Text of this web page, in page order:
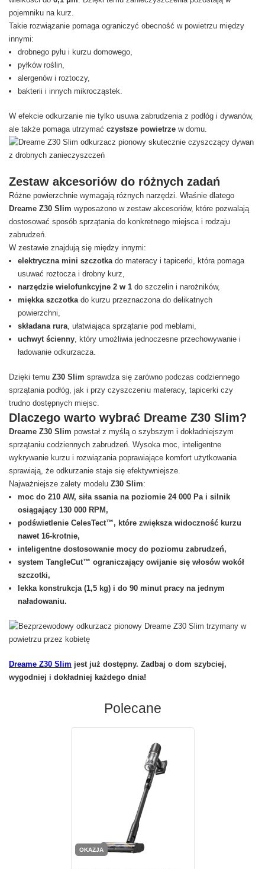
pojemniku na kurz.
Takie rozwiązanie pomaga ograniczyć obecność w powietrzu między
innymi:
drobnego pyłu i kurzu domowego,
pyłków roślin,
alergenów i roztoczy,
bakterii i innych mikrocząstek.
W efekcie odkurzanie nie tylko usuwa zabrudzenia z podłóg i dywanów,
ale także pomaga utrzymać czystsze powietrze w domu.
Zestaw akcesoriów do różnych zadań
Różne powierzchnie wymagają różnych narzędzi. Właśnie dlatego
Dreame Z30 Slim wyposażono w zestaw akcesoriów, które pozwalają
dostosować sposób sprzątania do konkretnego miejsca i rodzaju
zabrudzeń.
W zestawie znajdują się między innymi:
elektryczna mini szczotkado materacy i tapicerki, która pomaga
usuwać roztocza i drobny kurz,
narzędzie wielofunkcyjne 2 w 1 do szczelin i narożników,
miękka szczotkado kurzu przeznaczona do delikatnych
powierzchni,
składana rura, ułatwiająca sprzątanie pod meblami,
uchwyt ścienny, który umożliwia jednoczesne przechowywanie i
ładowanie odkurzacza.
Dzięki temu Z30 Slim sprawdza się zarówno podczas codziennego
sprzątania podłóg, jak i przy czyszczeniu materacy, tapicerki czy
trudno dostępnych miejsc.
Dlaczego warto wybrać Dreame Z30 Slim?
Dreame Z30 Slim powstał z myślą o szybszym i dokładniejszym
sprzątaniu codziennych zabrudzeń. Wysoka moc, inteligentne
wykrywanie kurzu i rozwiązania poprawiające komfort użytkowania
sprawiają, że odkurzanie staje się efektywniejsze.
Najważniejsze zalety modelu Z30 Slim:
moc do 210 AW, siła ssania na poziomie 24 000 Pa i silnik
osiągający 130 000 RPM,
podświetlenie CelesTect™, które zwiększa widoczność kurzu
nawet 16-krotnie,
inteligentne dostosowanie mocy do poziomu zabrudzeń,
system TangleCut™ ograniczający owijanie się włosów wokół
szczotki,
lekka konstrukcja (1,5 kg) i do 90 minut pracy na jednym
naładowaniu.
Dreame Z30 Slim jest już dostępny. Zadbaj o dom szybciej,
wygodniej i dokładniej każdego dnia!
Polecane
OKAZJA